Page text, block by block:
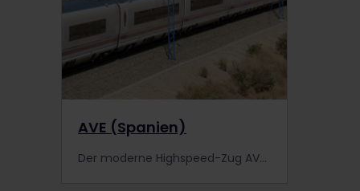
AVE (Spanien)
Der moderne Highspeed-Zug AVE bietet Verbindungen zwischen vielen Städten in Spanien. Mehr erfahren.